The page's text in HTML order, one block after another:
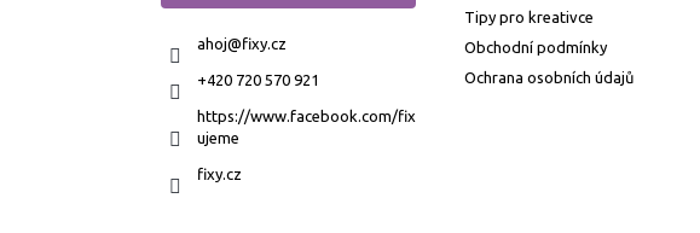
ahoj@fixy.cz
+420 720 570 921
https://www.facebook.com/fix
ujeme
fixy.cz
Tipy pro kreativce
Obchodní podmínky
Ochrana osobních údajů